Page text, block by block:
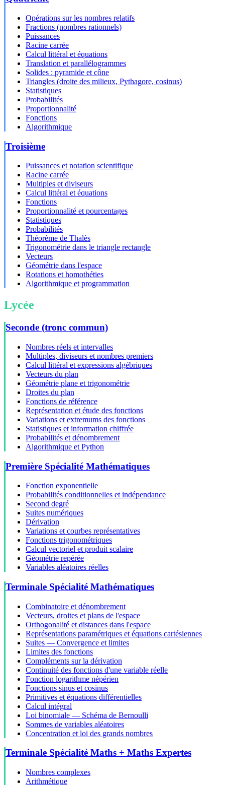
Opérations sur les nombres relatifs
Fractions (nombres rationnels)
Puissances
Racine carrée
Calcul littéral et équations
Translation et parallélogrammes
Solides : pyramide et cône
Triangles (droite des milieux, Pythagore, cosinus)
Statistiques
Probabilités
Proportionnalité
Fonctions
Algorithmique
Troisième
Puissances et notation scientifique
Racine carrée
Multiples et diviseurs
Calcul littéral et équations
Fonctions
Proportionnalité et pourcentages
Statistiques
Probabilités
Théorème de Thalès
Trigonométrie dans le triangle rectangle
Vecteurs
Géométrie dans l'espace
Rotations et homothéties
Algorithmique et programmation
Lycée
Seconde (tronc commun)
Nombres réels et intervalles
Multiples, diviseurs et nombres premiers
Calcul littéral et expressions algébriques
Vecteurs du plan
Géométrie plane et trigonométrie
Droites du plan
Fonctions de référence
Représentation et étude des fonctions
Variations et extremums des fonctions
Statistiques et information chiffrée
Probabilités et dénombrement
Algorithmique et Python
Première Spécialité Mathématiques
Fonction exponentielle
Probabilités conditionnelles et indépendance
Second degré
Suites numériques
Dérivation
Variations et courbes représentatives
Fonctions trigonométriques
Calcul vectoriel et produit scalaire
Géométrie repérée
Variables aléatoires réelles
Terminale Spécialité Mathématiques
Combinatoire et dénombrement
Vecteurs, droites et plans de l'espace
Orthogonalité et distances dans l'espace
Représentations paramétriques et équations cartésiennes
Suites — Convergence et limites
Limites des fonctions
Compléments sur la dérivation
Continuité des fonctions d'une variable réelle
Fonction logarithme népérien
Fonctions sinus et cosinus
Primitives et équations différentielles
Calcul intégral
Loi binomiale — Schéma de Bernoulli
Sommes de variables aléatoires
Concentration et loi des grands nombres
Terminale Spécialité Maths + Maths Expertes
Nombres complexes
Arithmétique